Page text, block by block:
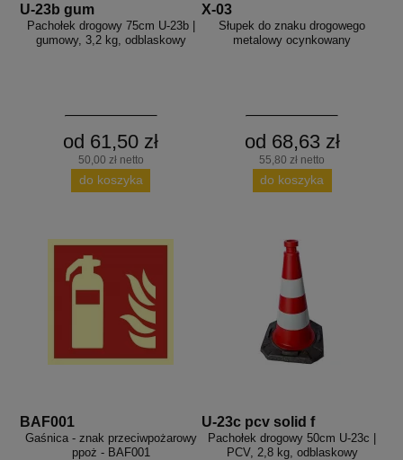
U-23b gum
Pachołek drogowy 75cm U-23b |
gumowy, 3,2 kg, odblaskowy
od 61,50 zł
50,00 zł netto
do koszyka
X-03
Słupek do znaku drogowego
metalowy ocynkowany
od 68,63 zł
55,80 zł netto
do koszyka
BAF001
Gaśnica - znak przeciwpożarowy
ppoż - BAF001
U-23c pcv solid f
Pachołek drogowy 50cm U-23c |
PCV, 2,8 kg, odblaskowy